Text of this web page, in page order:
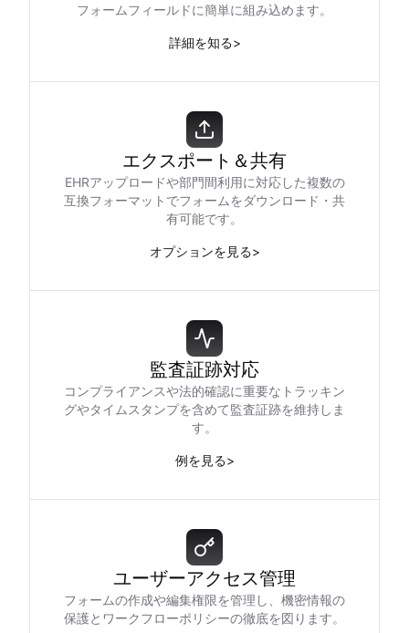
フォームフィールドに簡単に組み込めます。
詳細を知る>
エクスポート＆共有
EHRアップロードや部門間利用に対応した複数の
互換フォーマットでフォームをダウンロード・共
有可能です。
オプションを見る>
監査証跡対応
コンプライアンスや法的確認に重要なトラッキン
グやタイムスタンプを含めて監査証跡を維持しま
す。
例を見る>
ユーザーアクセス管理
フォームの作成や編集権限を管理し、機密情報の
保護とワークフローポリシーの徹底を図ります。